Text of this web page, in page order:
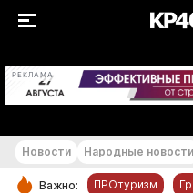
РЕКЛАМА
Новости Народные новости
Важно: ПРОтуризм